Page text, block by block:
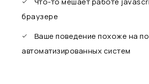
браузере
Ваше поведение похоже на
автоматизированных систем